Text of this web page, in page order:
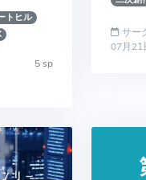
トヒル
5 sp
サー
07月21